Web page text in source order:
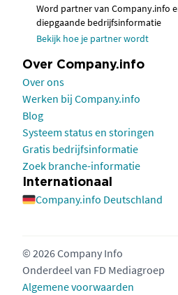
Word partner van Company.info
diepgaande bedrijfsinformatie
Bekijk hoe je partner wordt
Over Company.info
Over ons
Werken bij Company.info
Blog
Systeem status en storingen
Gratis bedrijfsinformatie
Zoek branche-informatie
Internationaal
Company.info Deutschland
© 2026 Company Info
Onderdeel van FD Mediagroep
Algemene voorwaarden